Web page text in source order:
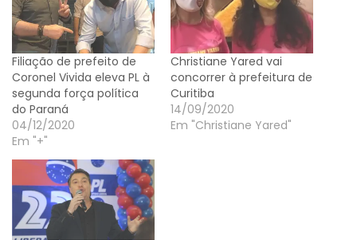
Filiação de prefeito de
Coronel Vivida eleva PL à
segunda força política
do Paraná
04/12/2020
Em "+"
Christiane Yared vai
concorrer à prefeitura de
Curitiba
14/09/2020
Em "Christiane Yared"